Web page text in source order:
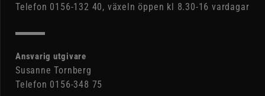
Telefon 0156-132 40, växeln öppen kl 8.30-16 vardagar
Ansvarig utgivare
Susanne Tornberg
Telefon 0156-348 75